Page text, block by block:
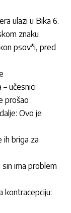
ulazi u Bika 6.
znaku
psov*i, pred
učesnici
prošao
Ovo je
ih briga za
ima problem
kontracepciju: